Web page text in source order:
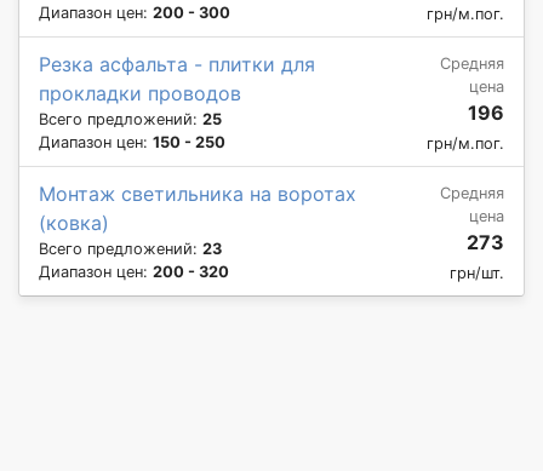
Диапазон цен: 200 - 300 грн/м.пог.
Резка асфальта - плитки для
прокладки проводов
Всего предложений: 25
Диапазон цен: 150 - 250
Средняя
цена
196
грн/м.пог.
Монтаж светильника на воротах
(ковка)
Всего предложений: 23
Диапазон цен: 200 - 320
Средняя
цена
273
грн/шт.